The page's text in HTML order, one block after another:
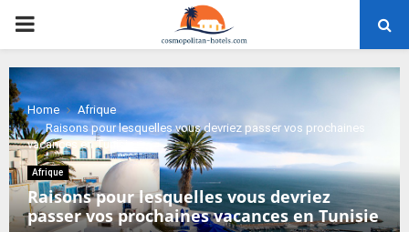
PRIMARY
MENU
Home
Afrique
Raisons pour lesquelles vous devriez passer vos prochaines
vacances en Tunisie
Afrique
Raisons pour lesquelles vous devriez
passer vos prochaines vacances en Tunisie